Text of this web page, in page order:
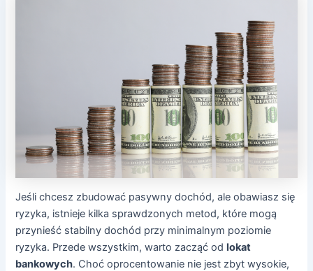
Jeśli chcesz zbudować pasywny dochód, ale obawiasz się
ryzyka, istnieje kilka sprawdzonych metod, które mogą
przynieść stabilny dochód przy minimalnym poziomie
ryzyka. Przede wszystkim, warto zacząć odlokat
bankowych. Choć oprocentowanie nie jest zbyt wysokie,